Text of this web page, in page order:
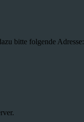
bitte folgende Adresse: